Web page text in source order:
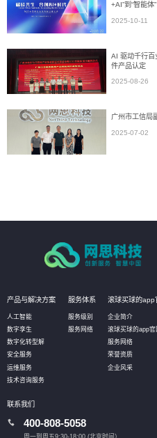
+AI”到“智能体
2025-10-11
AI 驱动千行百
件产品认定
2025-08-26
广州市工信局
2025-07-02
产品与解决方案
人工智能
数字孪生
数字化转型解
安全服务
运维服务
技术咨询服务
服务体系
服务级别
服务网络
滚球买球的app
企业简介
滚球买球的app官
服务网络
荣誉资质
企业风采
联系我们
400-808-5058
周一到周五9:30-18:00 (北京时间）